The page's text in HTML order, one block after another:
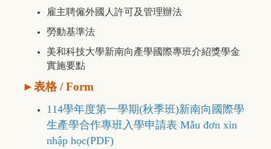
雇主聘僱外國人許可及管理辦法
勞動基準法
美和科技大學新南向產學國際專班介紹獎學金
實施要點
►表格 / Form
114學年度第一學期(秋季班)新南向國際學
生產學合作專班入學申請表 Mẫu đơn xin
nhập học(PDF)